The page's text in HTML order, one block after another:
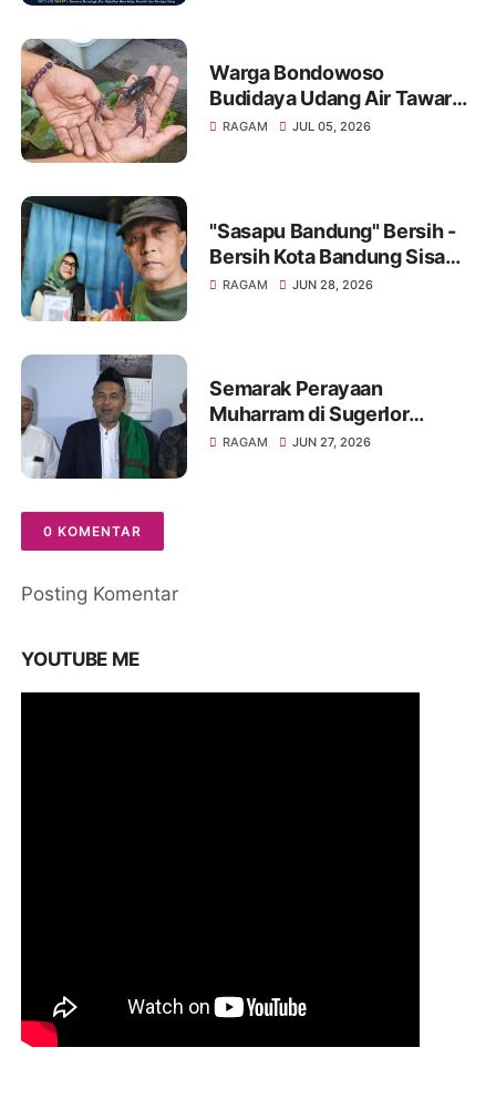
Warga Bondowoso
Budidaya Udang Air Tawar
Hasilkan Cuan Yang Luar
RAGAM JUL 05, 2026
"Sasapu Bandung" Bersih -
Bersih Kota Bandung Sisa
Bongkaran Bangunan Liar
RAGAM JUN 28, 2026
Semarak Perayaan
Muharram di Sugerlor
Maesan Bondowoso Santuni
RAGAM JUN 27, 2026
0 KOMENTAR
Posting Komentar
YOUTUBE ME